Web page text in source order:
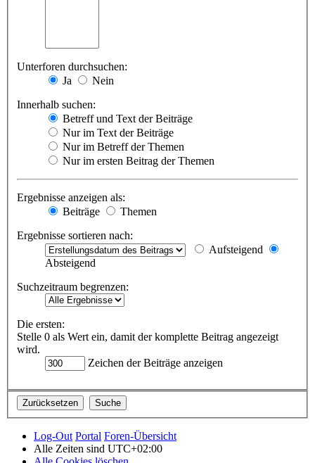
Unterforen durchsuchen:
Ja
Nein
Innerhalb suchen:
Betreff und Text der Beiträge
Nur im Text der Beiträge
Nur im Betreff der Themen
Nur im ersten Beitrag der Themen
Ergebnisse anzeigen als:
Beiträge
Themen
Ergebnisse sortieren nach:
Aufsteigend
Absteigend
Suchzeitraum begrenzen:
Die ersten:
Stelle 0 als Wert ein, damit der komplette Beitrag angezeigt
wird.
Zeichen der Beiträge anzeigen
Log-Out Portal Foren-Übersicht
Alle Zeiten sind UTC+02:00